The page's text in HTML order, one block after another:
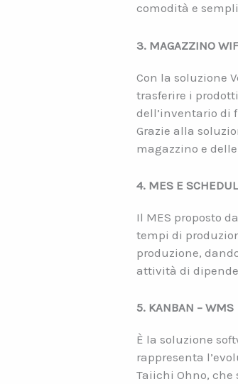
comodità e
3. MAGAZZINO
Con la soluzione
trasferire i
dell’inventario di
Grazie alla
magazzino e
4. MES E
Il MES proposto
tempi di
produzione,
attività di
5. KANBAN – WMS
È la soluzione
rappresenta
Taiichi Ohno,